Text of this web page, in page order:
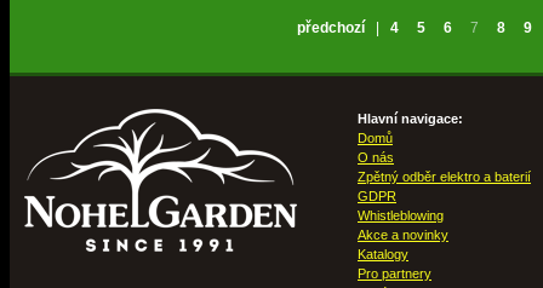
předchozí 4 5 6 7 8 9
Hlavní navigace:
Domů
O nás
Zpětný odběr elektro a baterií
GDPR
Whistleblowing
Akce a novinky
Katalogy
Pro partnery